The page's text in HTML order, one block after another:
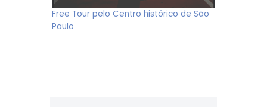
Free Tour pelo Centro histórico de São
Paulo